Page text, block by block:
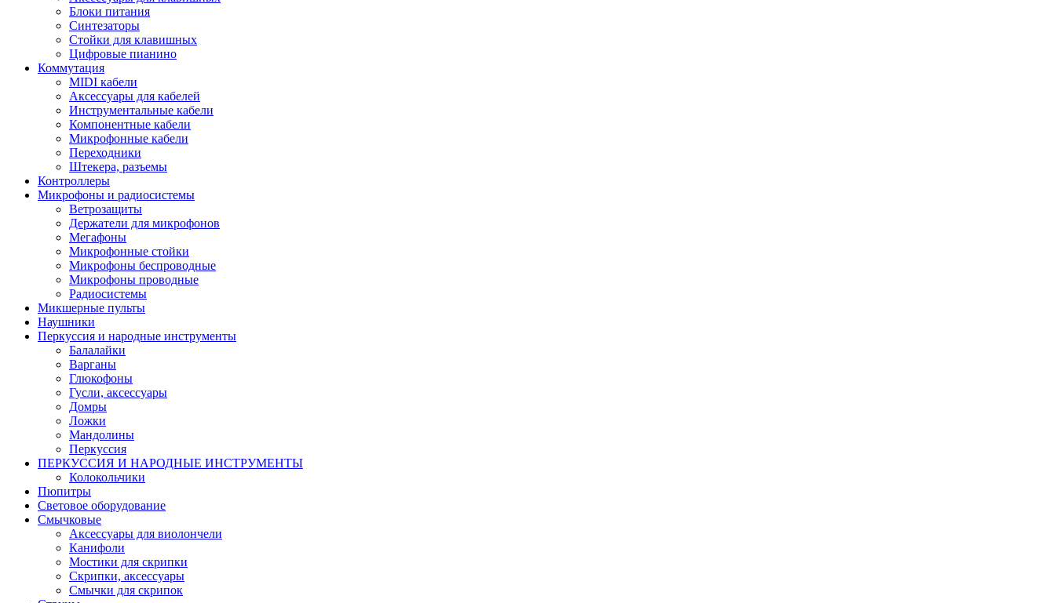
Блоки питания
Синтезаторы
Стойки для клавишных
Цифровые пианино
Коммутация
MIDI кабели
Аксессуары для кабелей
Инструментальные кабели
Компонентные кабели
Микрофонные кабели
Переходники
Штекера, разъемы
Контроллеры
Микрофоны и радиосистемы
Ветрозащиты
Держатели для микрофонов
Мегафоны
Микрофонные стойки
Микрофоны беспроводные
Микрофоны проводные
Радиосистемы
Микшерные пульты
Наушники
Перкуссия и народные инструменты
Балалайки
Варганы
Глюкофоны
Гусли, аксессуары
Домры
Ложки
Мандолины
Перкуссия
ПЕРКУССИЯ И НАРОДНЫЕ ИНСТРУМЕНТЫ
Колокольчики
Пюпитры
Световое оборудование
Смычковые
Аксессуары для виолончели
Канифоли
Мостики для скрипки
Скрипки, аксессуары
Смычки для скрипок